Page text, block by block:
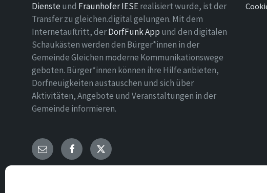
Dienste und Fraunhofer IESErealisiert wurde, ist der
Transfer zu gleichen.digital gelungen. Mit dem
Internetauftritt, derDorfFunk App und den digitalen
Schaukästen werden den Bürger*innen in der
Gemeinde Gleichen moderne Kommunikationswege
geboten. Bürger*innen können ihre Hilfe anbieten,
Dorfneuigkeiten austauschen und sich über
Aktivitäten, Angebote und Veranstaltungen in der
Gemeinde informieren.
E- Facebook Twitter